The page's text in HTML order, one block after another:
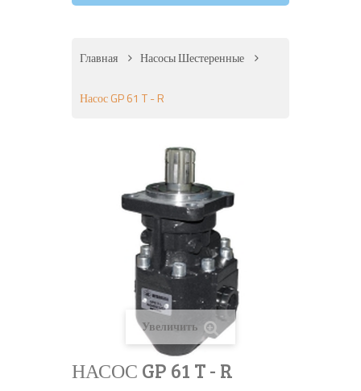
Главная Насосы Шестеренные
Насос GP 61 T - R
Увеличить
НАСОС GP 61 T - R